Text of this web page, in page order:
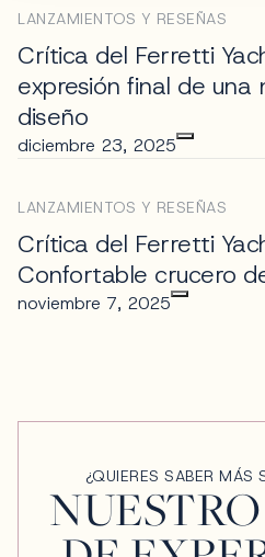
LANZAMIENTOS Y RESEÑAS
Crítica del Ferretti
expresión final de una
diseño
diciembre 23, 2025
LANZAMIENTOS Y RESEÑAS
Crítica del Ferretti
Confortable crucero
noviembre 7, 2025
¿QUIERES SABER MÁS